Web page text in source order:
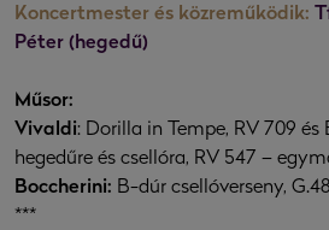
Koncertmester és közreműködik:
Péter (hegedű)
Műsor:
Vivaldi: Dorilla in Tempe, RV 709
hegedűre és csellóra, RV 547 –
Boccherini: B-dúr csellóverseny,
***